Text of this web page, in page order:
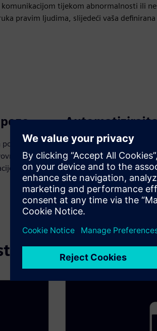
tijekom abnormalnosti ili
pravim ljudima, slijedeći vaša definirana
pomoću
za
krizama
Pojednostavite
odgovorima,
učinkovitim protokolima.